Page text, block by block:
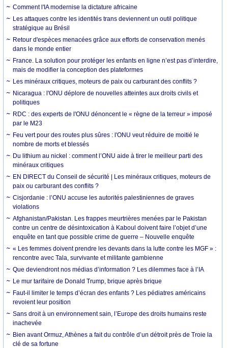
Comment l'IA modernise la dictature africaine
Les attaques contre les identités trans deviennent un outil politique
stratégique au Brésil
Retour d'espèces menacées grâce aux efforts de conservation menés
dans le monde entier
France. La solution pour protéger les enfants en ligne n’est pas d’interdire,
mais de modifier la conception des plateformes
Les minéraux critiques, moteurs de paix ou carburant des conflits ?
Nicaragua : l'ONU déplore de nouvelles atteintes aux droits civils et
politiques
RDC : des experts de l'ONU dénoncent le « règne de la terreur » imposé
par le M23
Feu vert pour des routes plus sûres : l'ONU veut réduire de moitié le
nombre de morts et blessés
Du lithium au nickel : comment l’ONU aide à tirer le meilleur parti des
minéraux critiques
EN DIRECT du Conseil de sécurité | Les minéraux critiques, moteurs de
paix ou carburant des conflits ?
Cisjordanie : l’ONU accuse les autorités palestiniennes de graves
violations
Afghanistan/Pakistan. Les frappes meurtrières menées par le Pakistan
contre un centre de désintoxication à Kaboul doivent faire l’objet d’une
enquête en tant que possible crime de guerre – Nouvelle enquête
« Les femmes doivent prendre les devants dans la lutte contre les MGF » :
rencontre avec Tala, survivante et militante gambienne
Que deviendront nos médias d’information ? Les dilemmes face à l’IA
Le mur tarifaire de Donald Trump, brique après brique
Faut-il limiter le temps d’écran des enfants ? Les pédiatres américains
revoient leur position
Sans droit à un environnement sain, l’Europe des droits humains reste
inachevée
Bien avant Ormuz, Athènes a fait du contrôle d’un détroit près de Troie la
clé de sa fortune